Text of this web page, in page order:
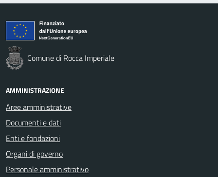
Comune di Rocca Imperiale
AMMINISTRAZIONE
Aree amministrative
Documenti e dati
Enti e fondazioni
Organi di governo
Personale amministrativo